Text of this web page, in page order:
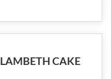
CAKE